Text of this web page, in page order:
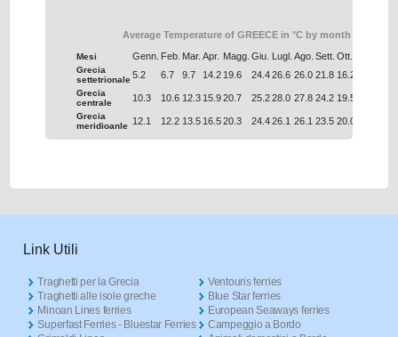
Average Temperature of GREECE in °C by month
Mesi Genn. Feb. Mar. Apr. Magg. Giu. Lugl. Ago. Sett. Ott.
Grecia
settetrionale 5.2 6.7 9.7 14.2 19.6 24.426.6 26.0 21.8 16.2
Grecia
centrale
10.3 10.6 12.3 15.920.7 25.228.0 27.8 24.2 19.5
Grecia
meridioanle 12.1 12.2 13.5 16.520.3 24.426.1 26.1 23.5 20.0
Link Utili
Traghetti per la Grecia
Traghetti alle isole greche
Minoan Lines ferries
Superfast Ferries - Bluestar Ferries
Ventouris ferries
Blue Star ferries
European Seaways ferries
Campeggio a Bordo